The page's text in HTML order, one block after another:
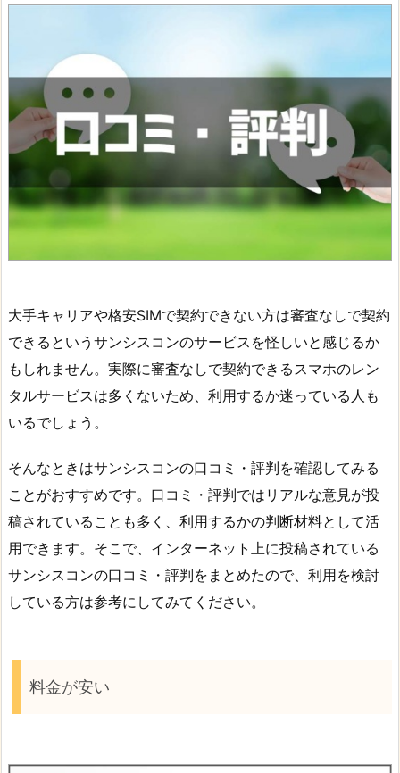
大手キャリアや格安SIMで契約できない方は審査なしで契約
できるというサンシスコンのサービスを怪しいと感じるか
もしれません。実際に審査なしで契約できるスマホのレン
タルサービスは多くないため、利用するか迷っている人も
いるでしょう。
そんなときはサンシスコンの口コミ・評判を確認してみる
ことがおすすめです。口コミ・評判ではリアルな意見が投
稿されていることも多く、利用するかの判断材料として活
用できます。そこで、インターネット上に投稿されている
サンシスコンの口コミ・評判をまとめたので、利用を検討
している方は参考にしてみてください。
料金が安い